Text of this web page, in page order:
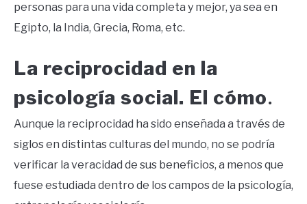
personas para una vida completa y mejor, ya sea en
Egipto, la India, Grecia, Roma, etc.
La reciprocidad en la
psicología social. El cómo.
Aunque la reciprocidad ha sido enseñada a través de
siglos en distintas culturas del mundo, no se podría
verificar la veracidad de sus beneficios, a menos que
fuese estudiada dentro de los campos de la psicología,